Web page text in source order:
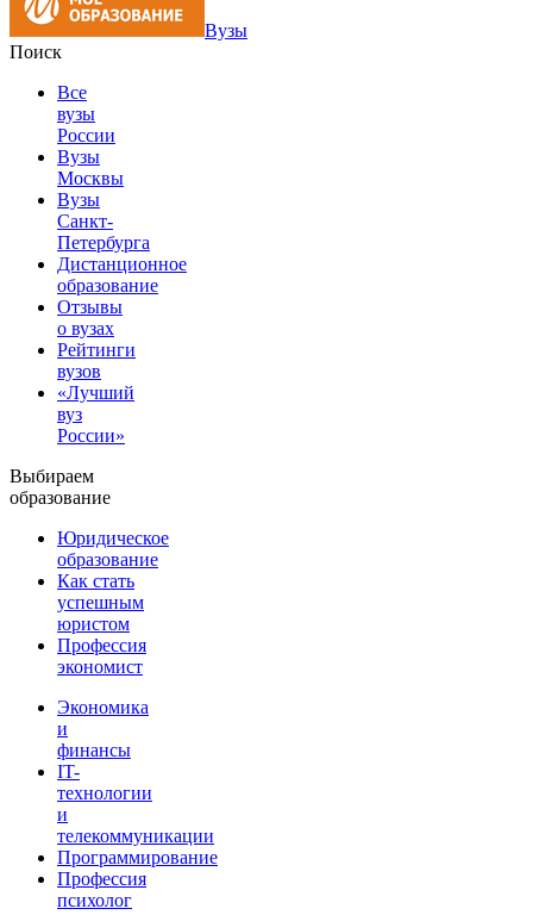
Вузы
Поиск
Все
вузы
России
Вузы
Москвы
Вузы
Санкт-
Петербурга
Дистанционное
образование
Отзывы
о вузах
Рейтинги
вузов
«Лучший
вуз
России»
Выбираем
образование
Юридическое
образование
Как стать
успешным
юристом
Профессия
экономист
Экономика
и
финансы
IT-
технологии
и
телекоммуникации
Программирование
Профессия
психолог